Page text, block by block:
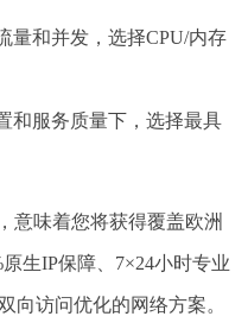
量和并发，选择CPU/内存
和服务质量下，选择最具
意味着您将获得覆盖欧洲
生IP保障、7×24小时专业
向访问优化的网络方案。